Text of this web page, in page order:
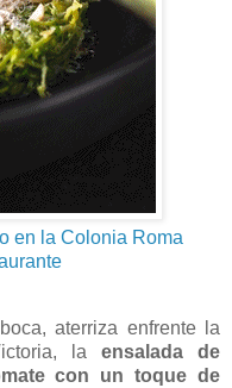
en la Colonia Roma
aterriza enfrente la
la ensalada de
con un toque de